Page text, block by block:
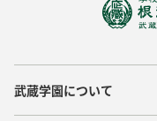
武蔵学園について